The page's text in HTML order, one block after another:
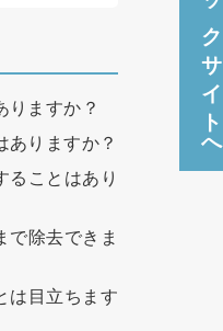
りますか？
ありますか？
ることはあり
で除去できま
は目立ちます